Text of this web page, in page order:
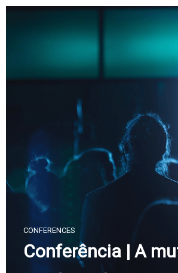
Skip
CONFERENCES
Conferência | A